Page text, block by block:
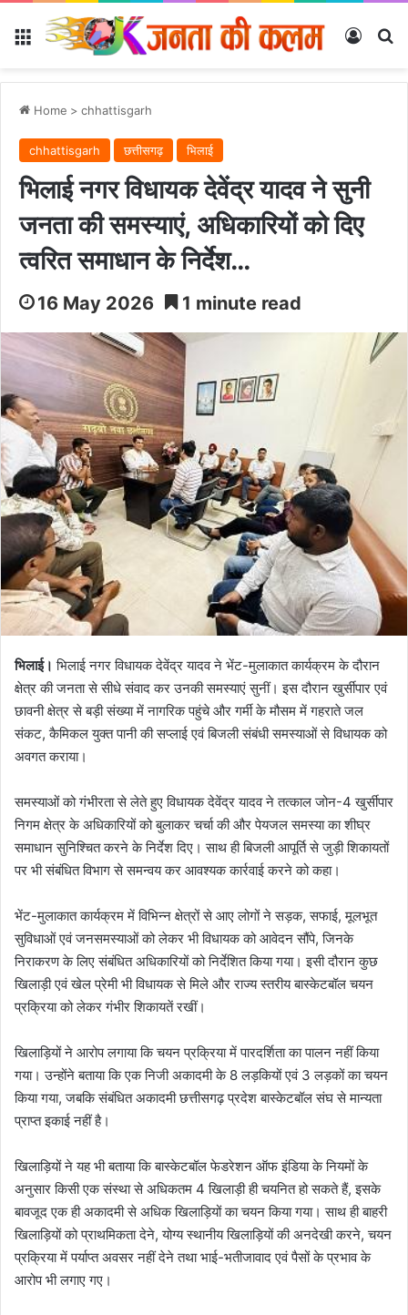
Menu Log In
Home > chhattisgarh
chhattisgarh छत्तीसगढ़ भिलाई
भिलाई नगर विधायक देवेंद्र यादव ने सुनी
जनता की समस्याएं, अधिकारियों को दिए
त्वरित समाधान के निर्देश…
16 May 2026 1 minute read
भिलाई। भिलाई नगर विधायक देवेंद्र यादव ने भेंट-मुलाकात कार्यक्रम के दौरान
क्षेत्र की जनता से सीधे संवाद कर उनकी समस्याएं सुनीं। इस दौरान खुर्सीपार एवं
छावनी क्षेत्र से बड़ी संख्या में नागरिक पहुंचे और गर्मी के मौसम में गहराते जल
संकट, कैमिकल युक्त पानी की सप्लाई एवं बिजली संबंधी समस्याओं से विधायक को
अवगत कराया।
समस्याओं को गंभीरता से लेते हुए विधायक देवेंद्र यादव ने तत्काल जोन-4 खुर्सीपार
निगम क्षेत्र के अधिकारियों को बुलाकर चर्चा की और पेयजल समस्या का शीघ्र
समाधान सुनिश्चित करने के निर्देश दिए। साथ ही बिजली आपूर्ति से जुड़ी शिकायतों
पर भी संबंधित विभाग से समन्वय कर आवश्यक कार्रवाई करने को कहा।
भेंट-मुलाकात कार्यक्रम में विभिन्न क्षेत्रों से आए लोगों ने सड़क, सफाई, मूलभूत
सुविधाओं एवं जनसमस्याओं को लेकर भी विधायक को आवेदन सौंपे, जिनके
निराकरण के लिए संबंधित अधिकारियों को निर्देशित किया गया। इसी दौरान कुछ
खिलाड़ी एवं खेल प्रेमी भी विधायक से मिले और राज्य स्तरीय बास्केटबॉल चयन
प्रक्रिया को लेकर गंभीर शिकायतें रखीं।
खिलाड़ियों ने आरोप लगाया कि चयन प्रक्रिया में पारदर्शिता का पालन नहीं किया
गया। उन्होंने बताया कि एक निजी अकादमी के 8 लड़कियों एवं 3 लड़कों का चयन
किया गया, जबकि संबंधित अकादमी छत्तीसगढ़ प्रदेश बास्केटबॉल संघ से मान्यता
प्राप्त इकाई नहीं है।
खिलाड़ियों ने यह भी बताया कि बास्केटबॉल फेडरेशन ऑफ इंडिया के नियमों के
अनुसार किसी एक संस्था से अधिकतम 4 खिलाड़ी ही चयनित हो सकते हैं, इसके
बावजूद एक ही अकादमी से अधिक खिलाड़ियों का चयन किया गया। साथ ही बाहरी
खिलाड़ियों को प्राथमिकता देने, योग्य स्थानीय खिलाड़ियों की अनदेखी करने, चयन
प्रक्रिया में पर्याप्त अवसर नहीं देने तथा भाई-भतीजावाद एवं पैसों के प्रभाव के
आरोप भी लगाए गए।